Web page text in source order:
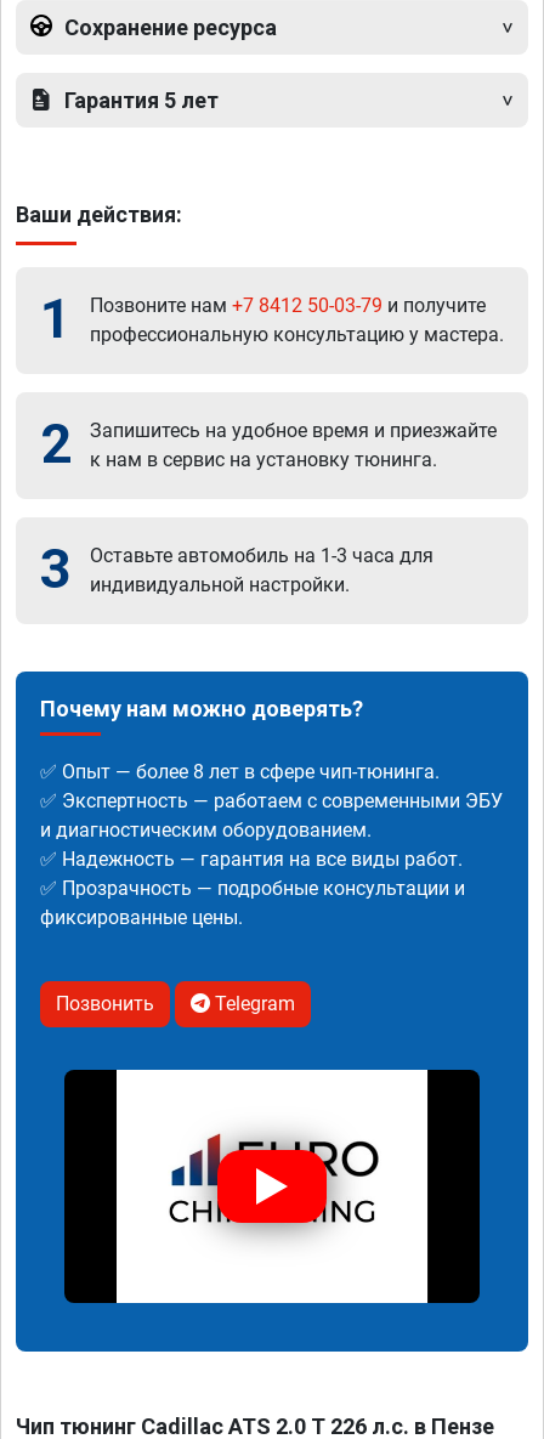
Сохранение ресурса
Гарантия 5 лет
Ваши действия:
1 Позвоните нам +7 8412 50-03-79 и получите
профессиональную консультацию у мастера.
2
Запишитесь на удобное время и приезжайте
к нам в сервис на установку тюнинга.
3
Оставьте автомобиль на 1-3 часа для
индивидуальной настройки.
Почему нам можно доверять?
✅ Опыт — более 8 лет в сфере чип-тюнинга.
✅ Экспертность — работаем с современными ЭБУ
и диагностическим оборудованием.
✅ Надежность — гарантия на все виды работ.
✅ Прозрачность — подробные консультации и
фиксированные цены.
Позвонить Telegram
Чип тюнинг Cadillac ATS 2.0 T 226 л.с. в Пензе